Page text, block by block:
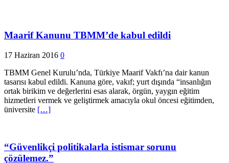
Maarif Kanunu TBMM’de kabul edildi
17 Haziran 2016 0
TBMM Genel Kurulu’nda, Türkiye Maarif Vakfı’na dair kanun
tasarısı kabul edildi. Kanuna göre, vakıf; yurt dışında “insanlığın
ortak birikim ve değerlerini esas alarak, örgün, yaygın eğitim
hizmetleri vermek ve geliştirmek amacıyla okul öncesi eğitimden,
üniversite […]
“Güvenlikçi politikalarla istismar sorunu
çözülemez.”